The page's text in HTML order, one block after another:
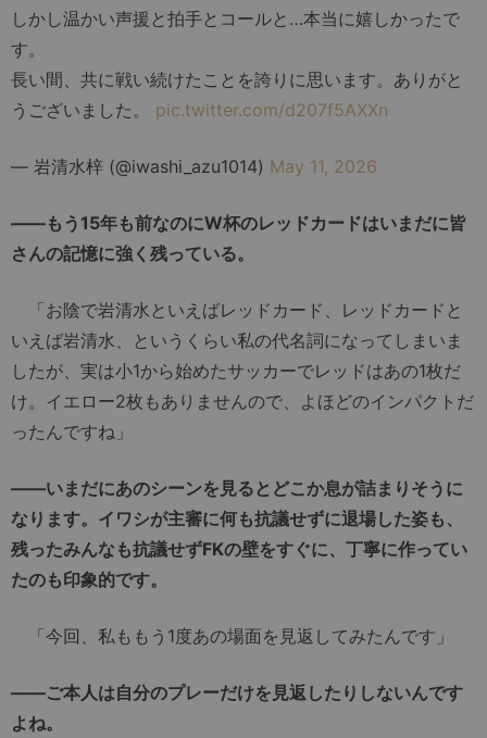
しかし温かい声援と拍手とコールと…本当に嬉しかったで
す。
長い間、共に戦い続けたことを誇りに思います。ありがと
うございました。 pic.twitter.com/d207f5AXXn
— 岩清水梓 (@iwashi_azu1014) May 11, 2026
――もう15年も前なのにW杯のレッドカードはいまだに皆
さんの記憶に強く残っている。
「お陰で岩清水といえばレッドカード、レッドカードと
いえば岩清水、というくらい私の代名詞になってしまいま
したが、実は小1から始めたサッカーでレッドはあの1枚だ
け。イエロー2枚もありませんので、よほどのインパクトだ
ったんですね」
――いまだにあのシーンを見るとどこか息が詰まりそうに
なります。イワシが主審に何も抗議せずに退場した姿も、
残ったみんなも抗議せずFKの壁をすぐに、丁寧に作ってい
たのも印象的です。
「今回、私ももう1度あの場面を見返してみたんです」
――ご本人は自分のプレーだけを見返したりしないんです
よね。